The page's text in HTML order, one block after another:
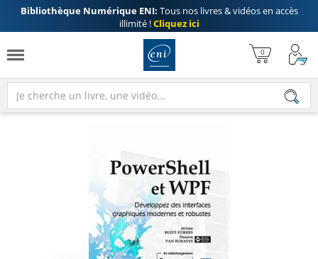
Bibliothèque Numérique ENI: Tous nos livres & vidéos en accès
illimité !Cliquez ici